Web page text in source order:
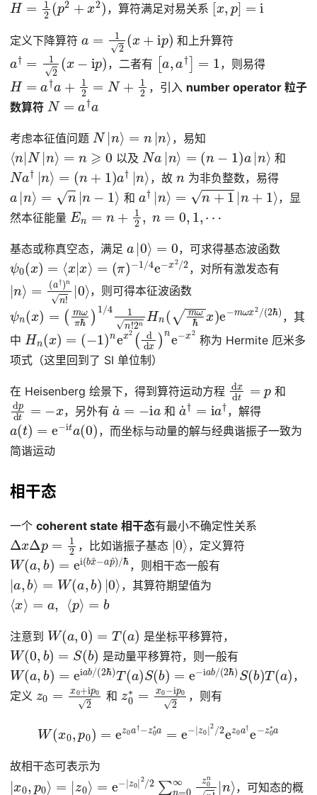
，算符满足对易关系
定义下降算符 (x + 和上升算符
† 2( − ，二者有 [a †] ，则易得
H= †a+ = 12 ，引入 number operator 粒子
数算符 N= a †a
考虑本征值问题 N|n ⟩= ⟩ ，易知
⟨n| N|n⟩= n⩾ 0 以及 Na n ⟩ =(n− |n 和
Na † |n ⟩ = n+ 1) a†| n⟩ ，故 n 为非负整数，易得
|n ⟩ = n n−1 和 a†| n⟩ +1|n+1⟩
，显
然本征能量 En 1 2, n 0 1 ⋯
基态或称真空态，满足 |0⟩ ，可求得基态波函数
ψ 0( x)= ⟨ x x = π)
− / 4e−x2 /2 ，对所有激发态有
| ⟩
( † n!|0⟩ ，则可得本征波函数
ψ n( x) =
m ω π ℏ) 1/ 41n !2n n mω ℏ )e−m ω 2/(2ℏ)
，其
中 Hn ( ) =
(− ) ne x 2( d dx)ne− x 2
称为 Hermite 厄米多
项式（这里回到了 SI 单位制）
在 Heisenberg 绘景下，得到算符运动方程 dx p和
dp ，另外有a = −i a 和a˙†=ia †，解得
a(t) ta ( 0) ，而坐标与动量的解与经典谐振子一致为
简谐运动
相干态
一个 coherent state 相干态有最小不确定性关系
Δ Δp ，比如谐振子基态 |0⟩ ，定义算符
W(a b ) ei bx^ −ap^ /
ℏ ，则相干态一般有
| b⟩ W(a, )| 0 ⟩ ，其算符期望值为
⟨ x⟩ = ⟩= b
注意到 W(a 0)= (a) 是坐标平移算符，
W(0 b) S (b) 是动量平移算符，则一般有
W(a , b) ab/(2ℏ)T a )S( b −iab/(2ℏ)S(b) T ，
定义 z 0= 0+ip0 2
和 z0 ∗ x0−ip 2
，则有
p z †−z ∗a z 0| 2 2 ez a†
0∗
故相干态可表示为
| 0 z ⟩
= z0 / ∑ ∞z0n n!|n⟩
，可知态的概